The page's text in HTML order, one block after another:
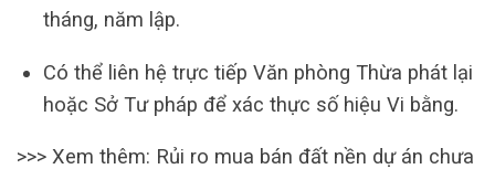
tháng, năm lập.
Có thể liên hệ trực tiếp Văn phòng Thừa phát lại
hoặc Sở Tư pháp để xác thực số hiệu Vi bằng.
>>> Xem thêm: Rủi ro mua bán đất nền dự án chưa